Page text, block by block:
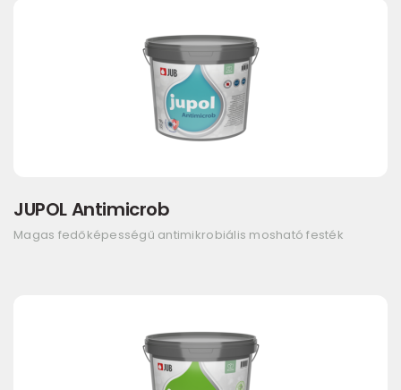
JUPOL Antimicrob
Magas fedőképességű antimikrobiális mosható festék